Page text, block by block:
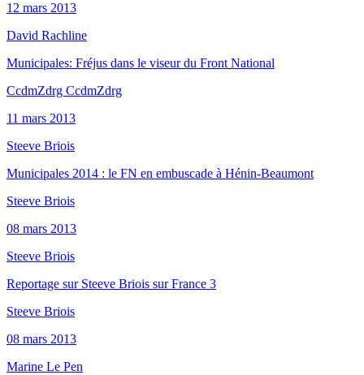
12 mars 2013
David Rachline
Municipales: Fréjus dans le viseur du Front National
CcdmZdrg CcdmZdrg
11 mars 2013
Steeve Briois
Municipales 2014 : le FN en embuscade à Hénin-Beaumont
Steeve Briois
08 mars 2013
Steeve Briois
Reportage sur Steeve Briois sur France 3
Steeve Briois
08 mars 2013
Marine Le Pen